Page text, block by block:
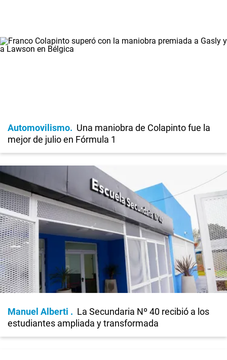
Automovilismo
Una maniobra de Colapinto fue la
mejor de julio en Fórmula 1
Manuel Alberti
La Secundaria Nº 40 recibió a los
estudiantes ampliada y transformada